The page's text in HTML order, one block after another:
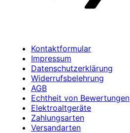
Kontaktformular
Impressum
Datenschutzerklärung
Widerrufsbelehrung
AGB
Echtheit von Bewertungen
Elektroaltgeräte
Zahlungsarten
Versandarten